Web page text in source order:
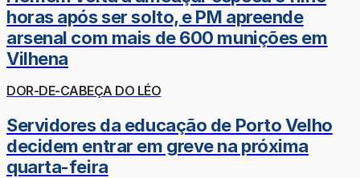
horas após ser solto, e PM apreende
arsenal com mais de 600 munições em
Vilhena
DOR-DE-CABEÇA DO LÉO
Servidores da educação de Porto Velho
decidem entrar em greve na próxima
quarta-feira